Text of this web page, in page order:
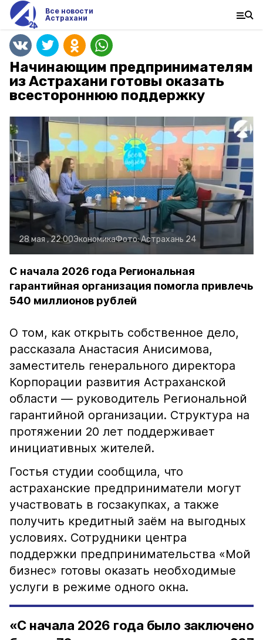
Все новости
Астрахани
Начинающим предпринимателям
из Астрахани готовы оказать
всестороннюю поддержку
28 мая , 22:00ЭкономикаФото:Астрахань 24
С начала 2026 года Региональная
гарантийная организация помогла привлечь
540 миллионов рублей
О том, как открыть собственное дело,
рассказала Анастасия Анисимова,
заместитель генерального директора
Корпорации развития Астраханской
области — руководитель Региональной
гарантийной организации. Структура на
протяжении 20 лет поддерживает
инициативных жителей.
Гостья студии сообщила, что
астраханские предприниматели могут
участвовать в госзакупках, а также
получить кредитный заём на выгодных
условиях. Сотрудники центра
поддержки предпринимательства «Мой
бизнес» готовы оказать необходимые
услуги в режиме одного окна.
«С начала 2026 года было заключено